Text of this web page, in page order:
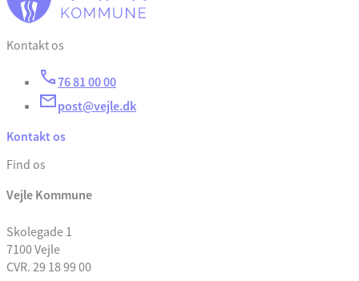
Kontakt os
76 81 00 00
post@vejle.dk
Kontakt os
Find os
Vejle Kommune
Skolegade 1
7100 Vejle
CVR. 29 18 99 00